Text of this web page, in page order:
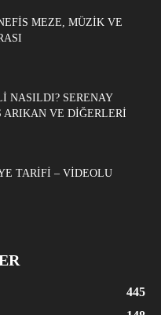
MEZE, MÜZIK VE
NASILDI? SERENAY
ARIKAN VE DIĞERLERI
TARIFI – VIDEOLU
445